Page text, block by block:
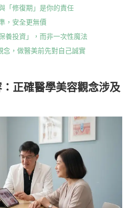
「修復期」是你的責任
，安全更無價
養投資」，而非一次性魔法
念，做醫美前先對自己誠實
正確醫學美容觀念涉及